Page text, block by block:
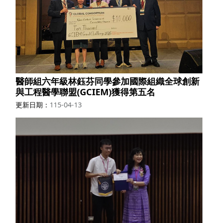
醫師組六年級林鈺芬同學參加國際組織全球創新
與工程醫學聯盟(GCIEM)獲得第五名
更新日期 115-04-13